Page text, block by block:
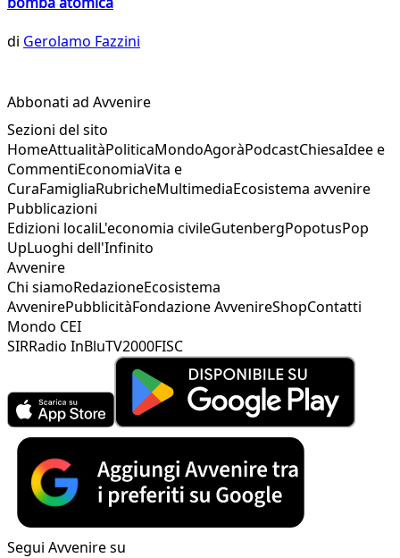
di Gerolamo Fazzini
Abbonati ad Avvenire
Sezioni del sito
HomeAttualitàPoliticaMondoAgoràPodcastChiesaIdee e
CommentiEconomiaVita e
CuraFamigliaRubricheMultimediaEcosistema avvenire
Pubblicazioni
Edizioni localiL'economia civileGutenbergPopotusPop
UpLuoghi dell'Infinito
Avvenire
Chi siamoRedazioneEcosistema
AvvenirePubblicitàFondazione AvvenireShopContatti
Mondo CEI
SIRRadio InBluTV2000FISC
Segui Avvenire su